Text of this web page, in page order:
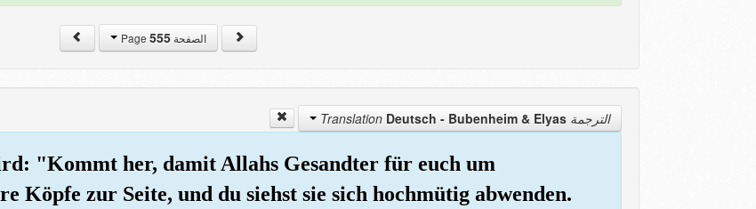
الصفحة Page555
الترجمة Translation Deutsch - Bubenheim & Elyas
"Kommt her, damit Allahs Gesandter für euch um
Köpfe zur Seite, und du siehst sie sich hochmütig abwenden.